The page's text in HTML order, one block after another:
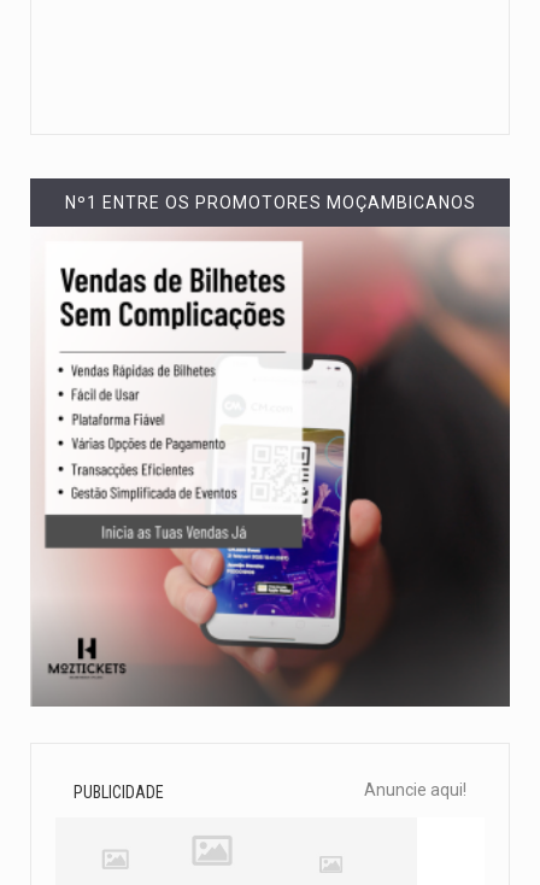
Nº1 ENTRE OS PROMOTORES MOÇAMBICANOS
PUBLICIDADE Anuncie aqui!